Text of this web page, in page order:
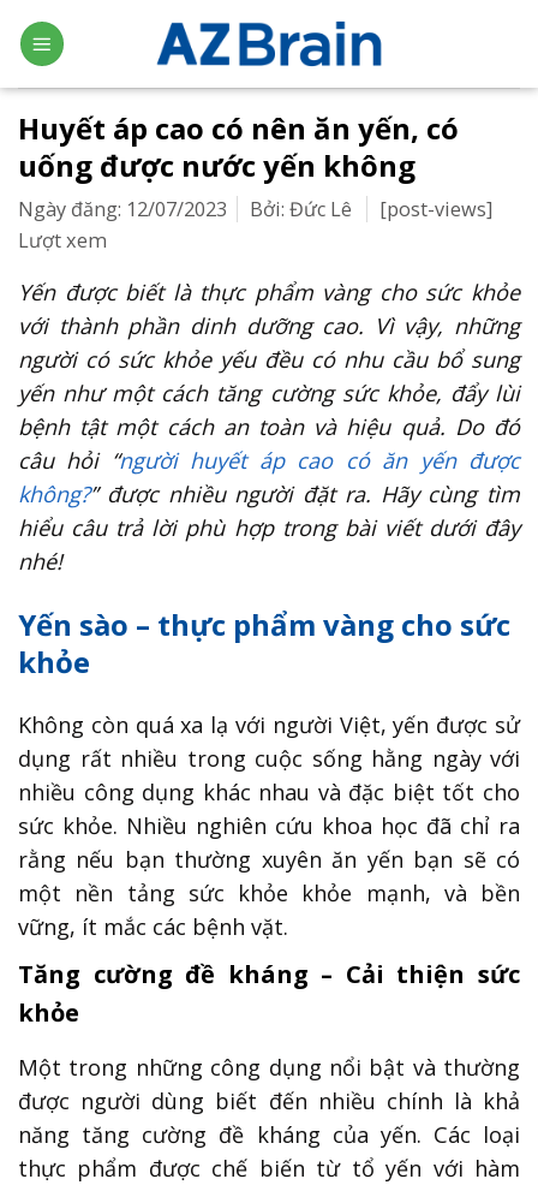
Skip
to
content
Huyết áp cao có nên ăn yến, có
uống được nước yến không
Ngày đăng: 12/07/2023 Bởi: Đức Lê
[post-views]
Lượt xem
Yến được biết là thực phẩm vàng cho sức khỏe
với thành phần dinh dưỡng cao. Vì vậy, những
người có sức khỏe yếu đều có nhu cầu bổ sung
yến như một cách tăng cường sức khỏe, đẩy lùi
bệnh tật một cách an toàn và hiệu quả. Do đó
câu hỏi “người huyết áp cao có ăn yến được
không?” được nhiều người đặt ra. Hãy cùng tìm
hiểu câu trả lời phù hợp trong bài viết dưới đây
nhé!
Yến sào – thực phẩm vàng cho sức
khỏe
Không còn quá xa lạ với người Việt, yến được sử
dụng rất nhiều trong cuộc sống hằng ngày với
nhiều công dụng khác nhau và đặc biệt tốt cho
sức khỏe. Nhiều nghiên cứu khoa học đã chỉ ra
rằng nếu bạn thường xuyên ăn yến bạn sẽ có
một nền tảng sức khỏe khỏe mạnh, và bền
vững, ít mắc các bệnh vặt.
Tăng cường đề kháng – Cải thiện sức
khỏe
Một trong những công dụng nổi bật và thường
được người dùng biết đến nhiều chính là khả
năng tăng cường đề kháng của yến. Các loại
thực phẩm được chế biến từ tổ yến với hàm